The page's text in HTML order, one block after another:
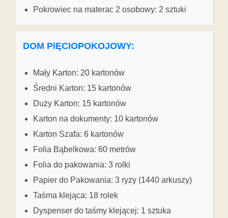
Pokrowiec na materac 2 osobowy: 2 sztuki
DOM PIĘCIOPOKOJOWY:
Mały Karton: 20 kartonów
Średni Karton: 15 kartonów
Duży Karton: 15 kartonów
Karton na dokumenty: 10 kartonów
Karton Szafa: 6 kartonów
Folia Bąbelkowa: 60 metrów
Folia do pakowania: 3 rolki
Papier do Pakowania: 3 ryzy (1440 arkuszy)
Taśma klejąca: 18 rolek
Dyspenser do taśmy klejącej: 1 sztuka